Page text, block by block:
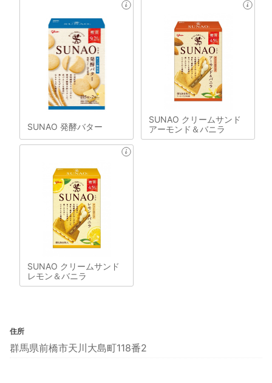
SUNAO 発酵バター
SUNAO クリームサンド
アーモンド＆バニラ
SUNAO クリームサンド
レモン＆バニラ
住所
群馬県前橋市天川大島町118番2